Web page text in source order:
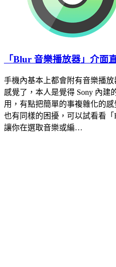
「Blur 音樂播放器」介面
手機內基本上都會附有音樂播
感覺了，本人是覺得 Sony 內建
用，有點把簡單的事複雜化的
也有同樣的困擾，可以試看看
讓你在選取音樂或編…